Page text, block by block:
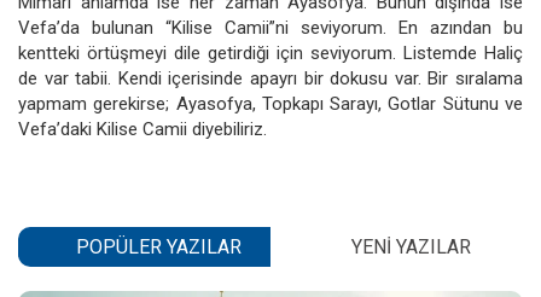
Vefa’da bulunan “Kilise Camii”ni seviyorum. En azından bu
kentteki örtüşmeyi dile getirdiği için seviyorum. Listemde Haliç
de var tabii. Kendi içerisinde apayrı bir dokusu var. Bir sıralama
yapmam gerekirse; Ayasofya, Topkapı Sarayı, Gotlar Sütunu ve
Vefa’daki Kilise Camii diyebiliriz.
POPÜLER YAZILAR YENI YAZILAR